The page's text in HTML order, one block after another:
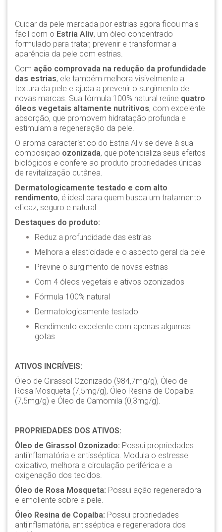
Cuidar da pele marcada por estrias agora ficou mais
fácil com o Estria Aliv, um óleo concentrado
formulado para tratar, prevenir e transformar a
aparência da pele com estrias.
Com ação comprovada na redução da profundidade
das estrias, ele também melhora visivelmente a
textura da pele e ajuda a prevenir o surgimento de
novas marcas. Sua fórmula 100% natural reúne quatro
óleos vegetais altamente nutritivos, com excelente
absorção, que promovem hidratação profunda e
estimulam a regeneração da pele.
O aroma característico do Estria Aliv se deve à sua
composição ozonizada, que potencializa seus efeitos
biológicos e confere ao produto propriedades únicas
de revitalização cutânea.
Dermatologicamente testado e com alto
rendimento, é ideal para quem busca um tratamento
eficaz, seguro e natural.
Destaques do produto:
Reduz a profundidade das estrias
Melhora a elasticidade e o aspecto geral da pele
Previne o surgimento de novas estrias
Com 4 óleos vegetais e ativos ozonizados
Fórmula 100% natural
Dermatologicamente testado
Rendimento excelente com apenas algumas
gotas
ATIVOS INCRÍVEIS:
Óleo de Girassol Ozonizado (984,7mg/g), Óleo de
Rosa Mosqueta (7,5mg/g), Óleo Resina de Copaíba
(7,5mg/g) e Óleo de Camomila (0,3mg/g).
PROPRIEDADES DOS ATIVOS:
Óleo de Girassol Ozonizado: Possui propriedades
antiinflamatória e antisséptica. Modula o estresse
oxidativo, melhora a circulação periférica e a
oxigenação dos tecidos.
Óleo de Rosa Mosqueta: Possui ação regeneradora
e emoliente sobre a pele.
Óleo Resina de Copaíba: Possui propriedades
antiinflamatória, antisséptica e regeneradora dos